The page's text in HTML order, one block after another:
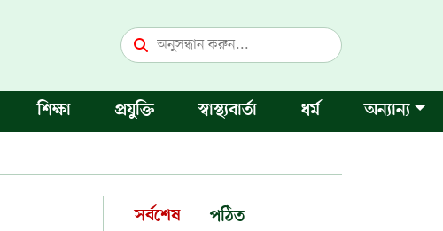
শিক্ষা প্রযুক্তি স্বাস্থ্যবার্তা ধর্ম অন্যান্য
সর্বশেষ পঠিত